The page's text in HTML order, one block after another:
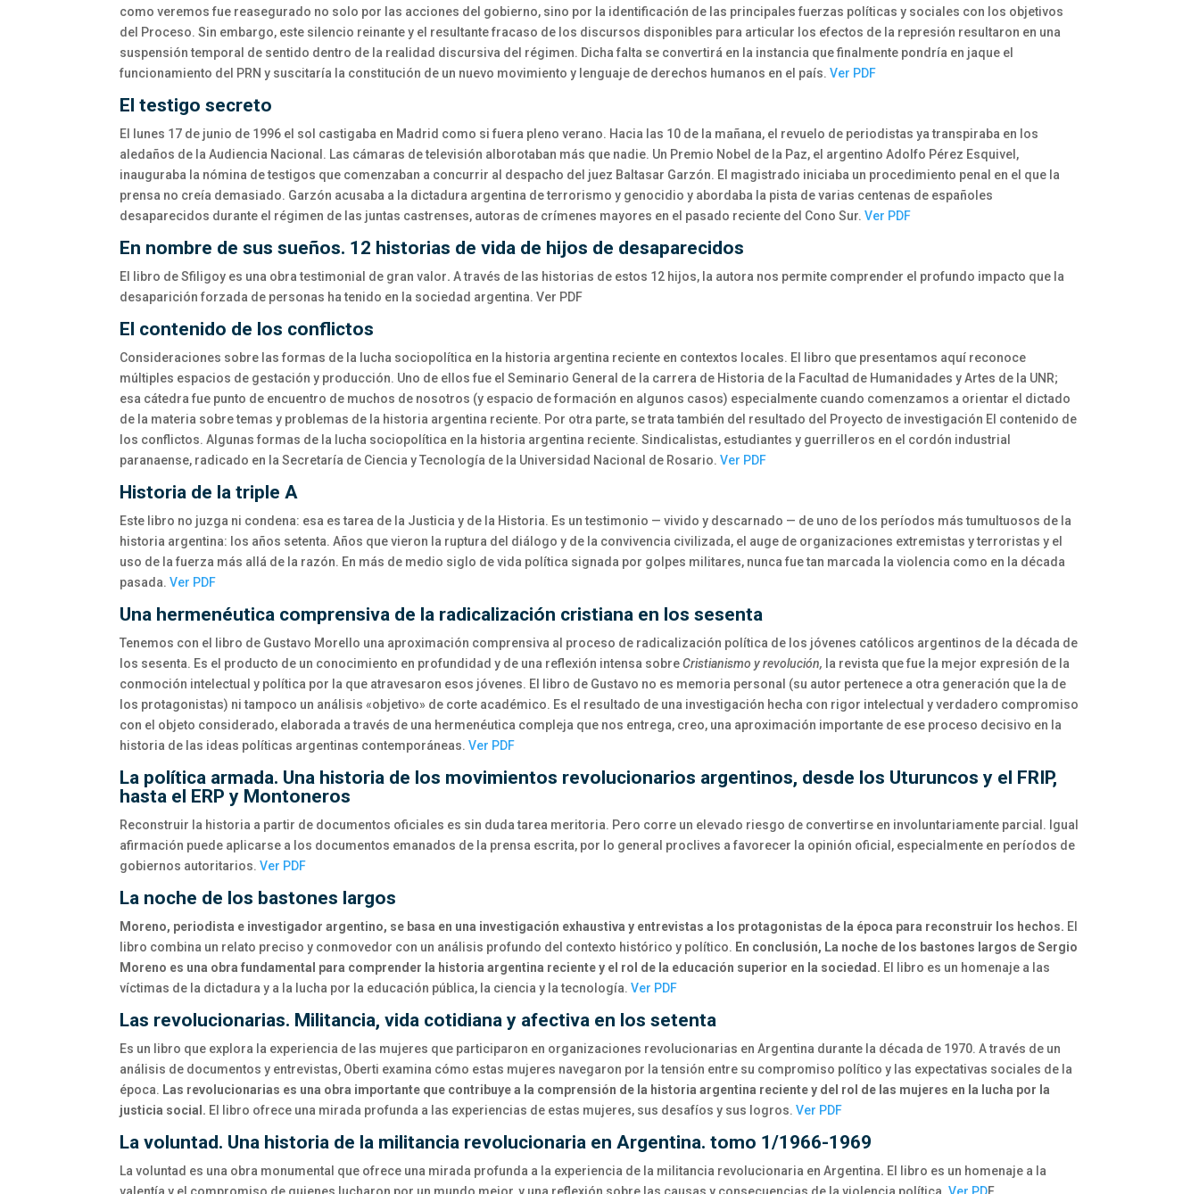
como veremos fue reasegurado no solo por las acciones del gobierno, sino por la identificación de las principales fuerzas políticas y sociales con los objetivos
del Proceso. Sin embargo, este silencio reinante y el resultante fracaso de los discursos disponibles para articular los efectos de la represión resultaron en una
suspensión temporal de sentido dentro de la realidad discursiva del régimen. Dicha falta se convertirá en la instancia que finalmente pondría en jaque el
funcionamiento del PRN y suscitaría la constitución de un nuevo movimiento y lenguaje de derechos humanos en el país.Ver PDF
El testigo secreto
El lunes 17 de junio de 1996 el sol castigaba en Madrid como si fuera pleno verano. Hacia las 10 de la mañana, el revuelo de periodistas ya transpiraba en los
aledaños de la Audiencia Nacional. Las cámaras de televisión alborotaban más que nadie. Un Premio Nobel de la Paz, el argentino Adolfo Pérez Esquivel,
inauguraba la nómina de testigos que comenzaban a concurrir al despacho del juez Baltasar Garzón. El magistrado iniciaba un procedimiento penal en el que la
prensa no creía demasiado. Garzón acusaba a la dictadura argentina de terrorismo y genocidio y abordaba la pista de varias centenas de españoles
desaparecidos durante el régimen de las juntas castrenses, autoras de crímenes mayores en el pasado reciente del Cono Sur. Ver PDF
En nombre de sus sueños. 12 historias de vida de hijos de desaparecidos
El libro de Sfiligoy es una obra testimonial de gran valor. A través de las historias de estos 12 hijos, la autora nos permite comprender el profundo impacto que la
desaparición forzada de personas ha tenido en la sociedad argentina. Ver PDF
El contenido de los conflictos
Consideraciones sobre las formas de la lucha sociopolítica en la historia argentina reciente en contextos locales. El libro que presentamos aquí reconoce
múltiples espacios de gestación y producción. Uno de ellos fue el Seminario General de la carrera de Historia de la Facultad de Humanidades y Artes de la UNR;
esa cátedra fue punto de encuentro de muchos de nosotros (y espacio de formación en algunos casos) especialmente cuando comenzamos a orientar el dictado
de la materia sobre temas y problemas de la historia argentina reciente. Por otra parte, se trata también del resultado del Proyecto de investigación El contenido de
los conflictos. Algunas formas de la lucha sociopolítica en la historia argentina reciente. Sindicalistas, estudiantes y guerrilleros en el cordón industrial
paranaense, radicado en la Se­cretaría de Ciencia y Tecnología de la Universidad Nacional de Rosario.Ver PDF
Historia de la triple A
Este libro no juzga ni condena: esa es tarea de la Justicia y de la Historia. Es un testimonio — vivido y descarnado — de uno de los períodos más tumultuosos de la
historia argentina: los años setenta. Años que vieron la ruptura del diálogo y de la convivencia civilizada, el auge de organizaciones extremistas y terroristas y el
uso de la fuerza más allá de la razón. En más de medio siglo de vida política signada por golpes militares, nunca fue tan marcada la violencia como en la década
pasada.Ver PDF
Una hermenéutica comprensiva de la radicalización cristiana en los sesenta
Tenemos con el libro de Gustavo Morello una aproximación comprensiva al proceso de radicalización política de los jóvenes católicos argentinos de la década de
los sesenta. Es el producto de un conocimiento en profundidad y de una reflexión intensa sobreCristianismo y revolución, la revista que fue la mejor expresión de la
conmoción intelectual y política por la que atravesaron esos jóvenes. El libro de Gustavo no es memoria personal (su autor pertenece a otra generación que la de
los protagonistas) ni tampoco un análisis «objetivo» de corte académico. Es el resultado de una investigación hecha con rigor intelectual y verdadero compromiso
con el objeto considerado, elaborada a través de una hermenéutica compleja que nos entrega, creo, una aproximación importante de ese proceso decisivo en la
historia de las ideas políticas argentinas contemporáneas.Ver PDF
La política armada. Una historia de los movimientos revolucionarios argentinos, desde los Uturuncos y el FRIP,
hasta el ERP y Montoneros
Reconstruir la historia a partir de documentos oficiales es sin duda tarea meritoria. Pero corre un elevado riesgo de convertirse en involuntariamente parcial. Igual
afirmación puede aplicarse a los documentos emanados de la prensa escrita, por lo general proclives a favorecer la opinión oficial, especialmente en períodos de
gobiernos autoritarios. Ver PDF
La noche de los bastones largos
Moreno, periodista e investigador argentino, se basa en una investigación exhaustiva y entrevistas a los protagonistas de la época para reconstruir los hechos. El
libro combina un relato preciso y conmovedor con un análisis profundo del contexto histórico y político. En conclusión, La noche de los bastones largos de Sergio
Moreno es una obra fundamental para comprender la historia argentina reciente y el rol de la educación superior en la sociedad. El libro es un homenaje a las
víctimas de la dictadura y a la lucha por la educación pública, la ciencia y la tecnología.Ver PDF
Las revolucionarias. Militancia, vida cotidiana y afectiva en los setenta
Es un libro que explora la experiencia de las mujeres que participaron en organizaciones revolucionarias en Argentina durante la década de 1970. A través de un
análisis de documentos y entrevistas, Oberti examina cómo estas mujeres navegaron por la tensión entre su compromiso político y las expectativas sociales de la
época. Las revolucionarias es una obra importante que contribuye a la comprensión de la historia argentina reciente y del rol de las mujeres en la lucha por la
justicia social. El libro ofrece una mirada profunda a las experiencias de estas mujeres, sus desafíos y sus logros.Ver PDF
La voluntad. Una historia de la militancia revolucionaria en Argentina. tomo 1/1966-1969
La voluntad es una obra monumental que ofrece una mirada profunda a la experiencia de la militancia revolucionaria en Argentina. El libro es un homenaje a la